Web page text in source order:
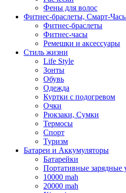
Фены для волос
Фитнес-браслеты, Смарт-
Фитнес-браслеты
Фитнес-часы
Ремешки и аксессуары
Стиль жизни
Life Style
Зонты
Обувь
Одежда
Куртки с подогревом
Очки
Рюкзаки, Сумки
Термосы
Спорт
Туризм
Батареи и Аккумуляторы
Батарейки
Портативные зарядные
10000 mah
20000 mah